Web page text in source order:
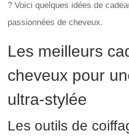
? Voici quelques idées de
passionnées de cheveux.
Les meilleurs
cheveux pour
ultra-stylée
Les outils de